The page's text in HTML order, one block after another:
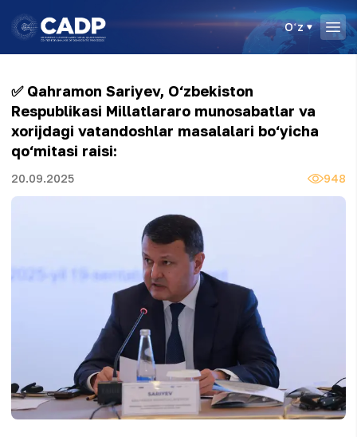
Oʻz
✅ Qahramon Sariyev, O‘zbekiston
Respublikasi Millatlararo munosabatlar va
xorijdagi vatandoshlar masalalari bo‘yicha
qo‘mitasi raisi:
20.09.2025 948